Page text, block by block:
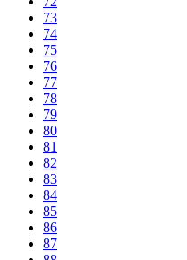
73
74
75
76
77
78
79
80
81
82
83
84
85
86
87